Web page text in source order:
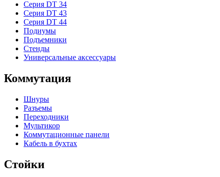
Серия DT 34
Серия DT 43
Серия DT 44
Подиумы
Подъемники
Стенды
Универсальные аксессуары
Коммутация
Шнуры
Разъемы
Переходники
Мультикор
Коммутационные панели
Кабель в бухтах
Стойки